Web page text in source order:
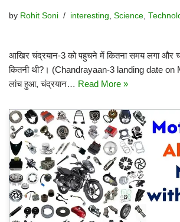
by Rohit Soni interesting Science
आखिर चंद्रयान-3 को पहुचने में कितना समय लगा और
कितनी थी?। (Chandrayaan-3 landing date on
लांच हुआ, चंद्रयान… Read More »